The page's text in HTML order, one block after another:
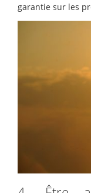
garantie sur les